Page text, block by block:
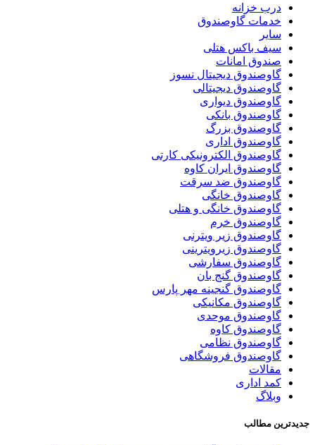
درب خزانه
خدمات گاوصندوق
سایر
سیف باکس هتلی
صندوق امانات
گاوصندوق دیجیتال نسوز
گاوصندوق دیجیتالی
گاوصندوق دیواری
گاوصندوق بانکی
گاوصندوق بزرگ
گاوصندوق اداری
گاوصندوق الکترونیکی کارتی
گاوصندوق ایران کاوه
گاوصندوق ضد سرقت
گاوصندوق خانگی
گاوصندوق خانگی و هتلی
گاوصندوق خرم
گاوصندوق زیر ویترنی
گاوصندوق زیرویترینی
گاوصندوق سفارشی
گاوصندوق گنج بان
گاوصندوق گنجینه مهر پارس
گاوصندوق مکانیکی
گاوصندوق موحدی
گاوصندوق کاوه
گاوصندوق نظامی
گاوصندوق فروشگاهی
مقالات
کمد اداری
وبلاگ
جدیدترین مطالب